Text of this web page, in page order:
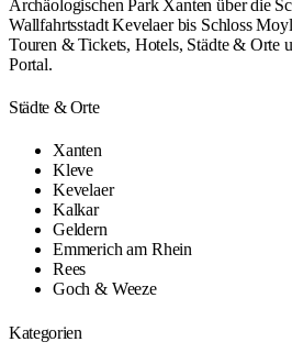
Archäologischen Park Xanten über die
Wallfahrtsstadt Kevelaer bis Schloss
Touren & Tickets, Hotels, Städte & Orte
Portal.
Städte & Orte
Xanten
Kleve
Kevelaer
Kalkar
Geldern
Emmerich am Rhein
Rees
Goch & Weeze
Kategorien